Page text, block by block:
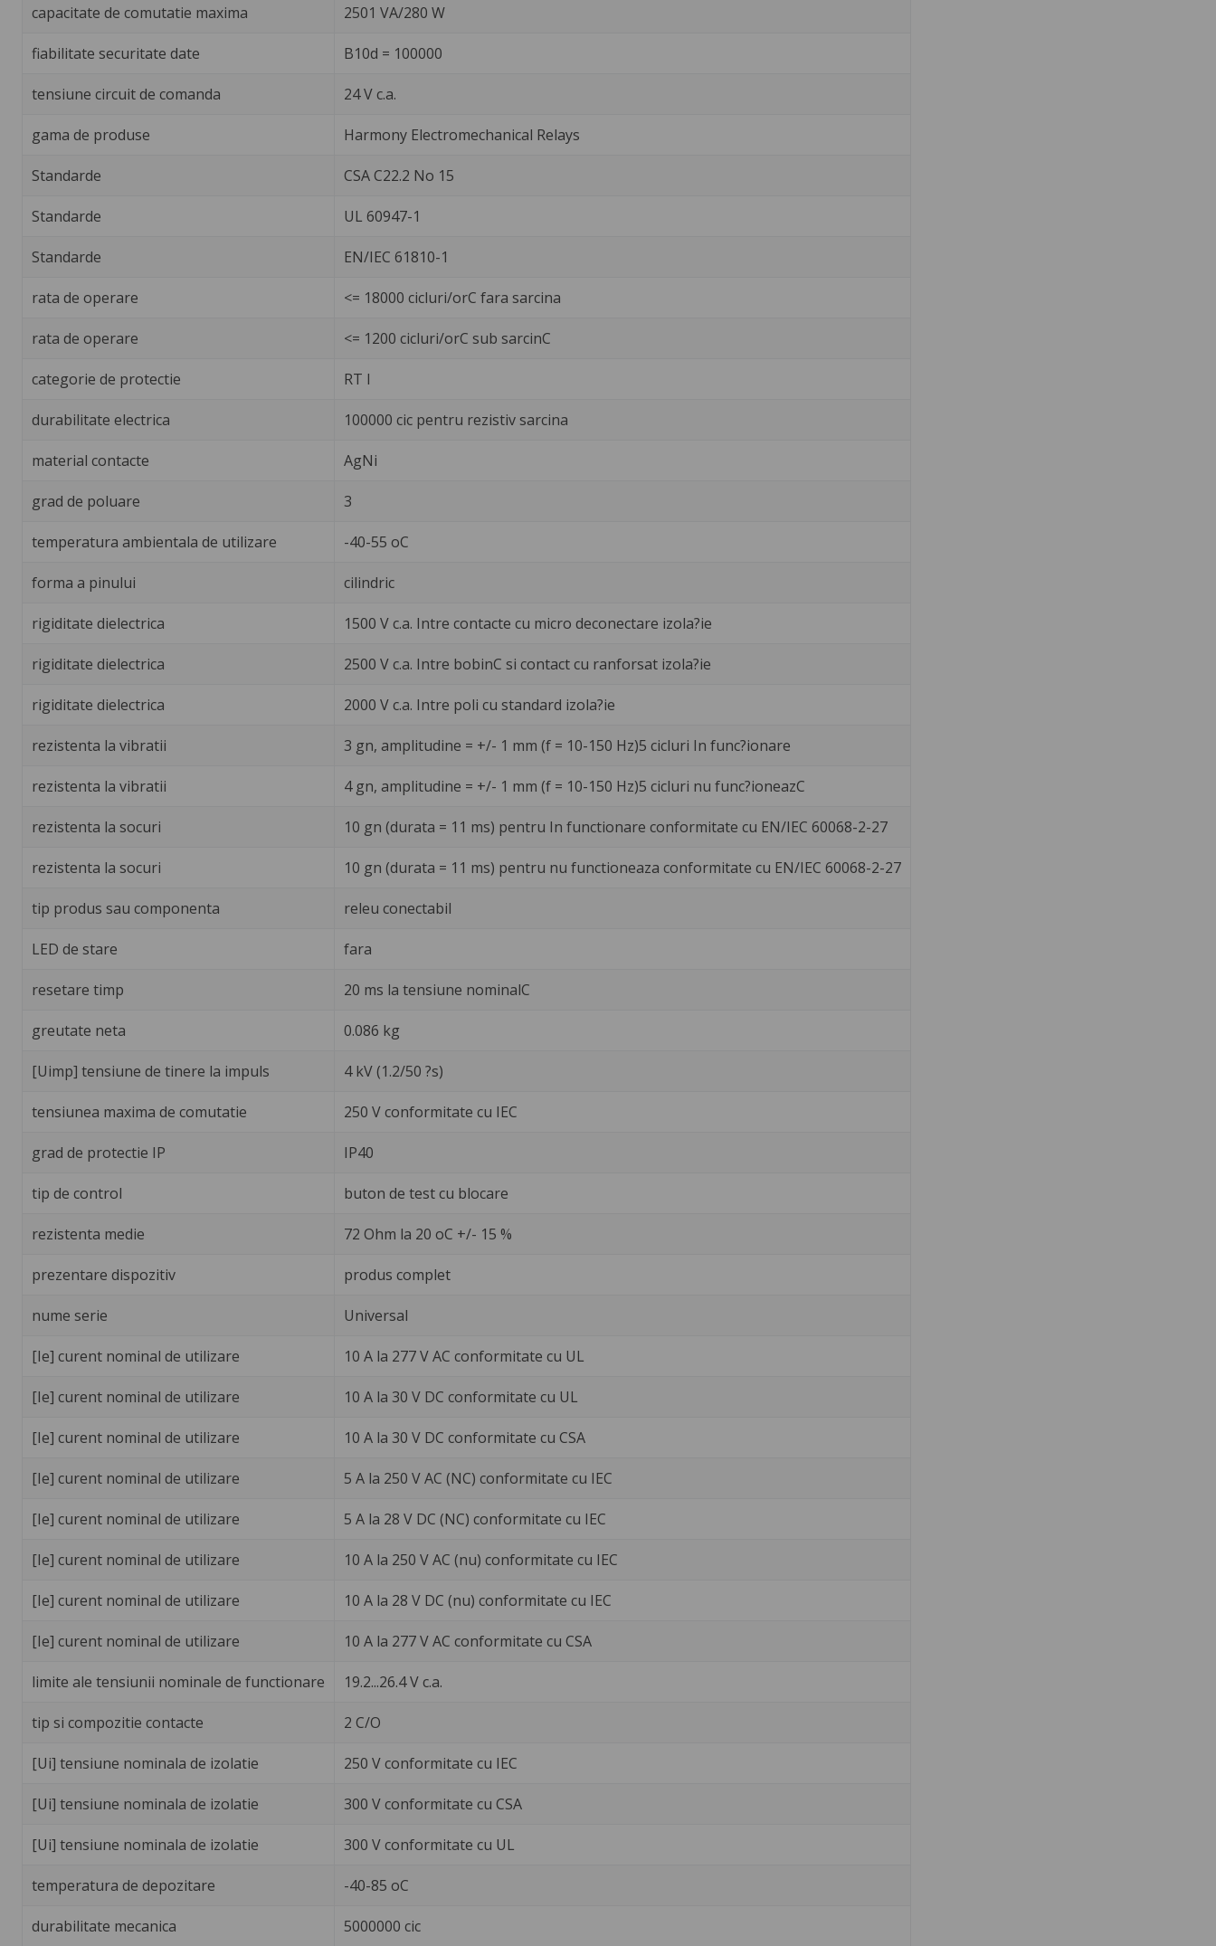
capacitate de comutatie maxima 2501 VA/280 W
fiabilitate securitate date B10d = 100000
tensiune circuit de comanda 24 V c.a.
gama de produse Harmony Electromechanical Relays
Standarde CSA C22.2 No 15
Standarde UL 60947-1
Standarde EN/IEC 61810-1
rata de operare <= 18000 cicluri/orC fara sarcina
rata de operare <= 1200 cicluri/orC sub sarcinC
categorie de protectie RT I
durabilitate electrica 100000 cic pentru rezistiv sarcina
material contacte AgNi
grad de poluare 3
temperatura ambientala de utilizare -40-55 oC
forma a pinului cilindric
rigiditate dielectrica 1500 V c.a. Intre contacte cu micro deconectare izola?ie
rigiditate dielectrica 2500 V c.a. Intre bobinC si contact cu ranforsat izola?ie
rigiditate dielectrica 2000 V c.a. Intre poli cu standard izola?ie
rezistenta la vibratii 3 gn, amplitudine = +/- 1 mm (f = 10-150 Hz)5 cicluri In func?ionare
rezistenta la vibratii 4 gn, amplitudine = +/- 1 mm (f = 10-150 Hz)5 cicluri nu func?ioneazC
rezistenta la socuri 10 gn (durata = 11 ms) pentru In functionare conformitate cu EN/IEC 60068-2-27
rezistenta la socuri 10 gn (durata = 11 ms) pentru nu functioneaza conformitate cu EN/IEC 60068-2-27
tip produs sau componenta releu conectabil
LED de stare fara
resetare timp 20 ms la tensiune nominalC
greutate neta 0.086 kg
[Uimp] tensiune de tinere la impuls 4 kV (1.2/50 ?s)
tensiunea maxima de comutatie 250 V conformitate cu IEC
grad de protectie IP IP40
tip de control buton de test cu blocare
rezistenta medie 72 Ohm la 20 oC +/- 15 %
prezentare dispozitiv produs complet
nume serie Universal
[Ie] curent nominal de utilizare 10 A la 277 V AC conformitate cu UL
[Ie] curent nominal de utilizare 10 A la 30 V DC conformitate cu UL
[Ie] curent nominal de utilizare 10 A la 30 V DC conformitate cu CSA
[Ie] curent nominal de utilizare 5 A la 250 V AC (NC) conformitate cu IEC
[Ie] curent nominal de utilizare 5 A la 28 V DC (NC) conformitate cu IEC
[Ie] curent nominal de utilizare 10 A la 250 V AC (nu) conformitate cu IEC
[Ie] curent nominal de utilizare 10 A la 28 V DC (nu) conformitate cu IEC
[Ie] curent nominal de utilizare 10 A la 277 V AC conformitate cu CSA
limite ale tensiunii nominale de functionare 19.2...26.4 V c.a.
tip si compozitie contacte 2 C/O
[Ui] tensiune nominala de izolatie 250 V conformitate cu IEC
[Ui] tensiune nominala de izolatie 300 V conformitate cu CSA
[Ui] tensiune nominala de izolatie 300 V conformitate cu UL
temperatura de depozitare -40-85 oC
durabilitate mecanica 5000000 cic